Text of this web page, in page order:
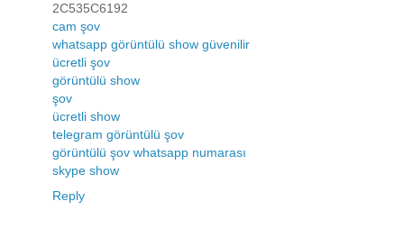
2C535C6192
cam şov
whatsapp görüntülü show güvenilir
ücretli şov
görüntülü show
şov
ücretli show
telegram görüntülü şov
görüntülü şov whatsapp numarası
skype show
Reply